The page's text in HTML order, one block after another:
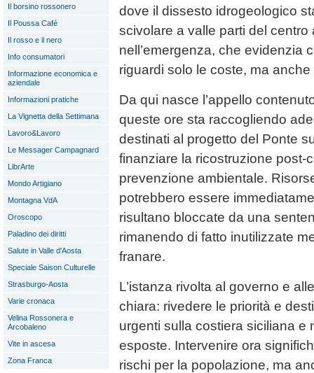
Il borsino rossonero
Il Poussa Café
Il rosso e il nero
Info consumatori
Informazione economica e
aziendale
Informazioni pratiche
La Vignetta della Settimana
Lavoro&Lavoro
Le Messager Campagnard
LibrArte
Mondo Artigiano
Montagna VdA
Oroscopo
Paladino dei diritti
Salute in Valle d'Aosta
Speciale Saison Culturelle
Strasburgo-Aosta
Varie cronaca
Velina Rossonera e
Arcobaleno
Vite in ascesa
Zona Franca
dove il dissesto idrogeologico
scivolare a valle parti del centro
nell’emergenza, che evidenzia
riguardi solo le coste, ma anche
Da qui nasce l’appello
queste ore sta raccogliendo
destinati al progetto del Ponte
finanziare la ricostruzione post-
prevenzione ambientale.
potrebbero essere
risultano bloccate da una
rimanendo di fatto inutilizzate
franare.
L’istanza rivolta al governo e
chiara: rivedere le priorità e
urgenti sulla costiera siciliana e
esposte. Intervenire ora
rischi per la popolazione, ma